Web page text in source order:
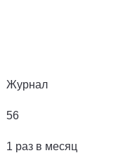
Журнал
56
1 раз в месяц